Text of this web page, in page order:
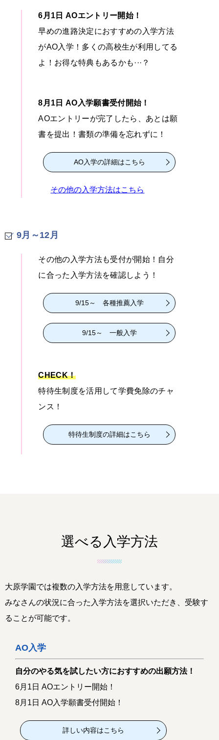
6月1日 AOエントリー開始！
早めの進路決定におすすめの入学方法
がAO入学！多くの高校生が利用してる
よ！お得な特典もあるかも···？
8月1日 AO入学願書受付開始！
AOエントリーが完了したら、あとは願
書を提出！書類の準備を忘れずに！
AO入学の詳細はこちら
その他の入学方法はこちら
9月～12月
その他の入学方法も受付が開始！自分
に合った入学方法を確認しよう！
9/15～ 各種推薦入学
9/15～ 一般入学
CHECK！
特待生制度を活用して学費免除のチャ
ンス！
特待生制度の詳細はこちら
選べる入学方法
大原学園では複数の入学方法を用意しています。
みなさんの状況に合った入学方法を選択いただき、受験す
ることが可能です。
AO入学
自分のやる気を試したい方におすすめの出願方法！
6月1日 AOエントリー開始！
8月1日 AO入学願書受付開始！
詳しい内容はこちら